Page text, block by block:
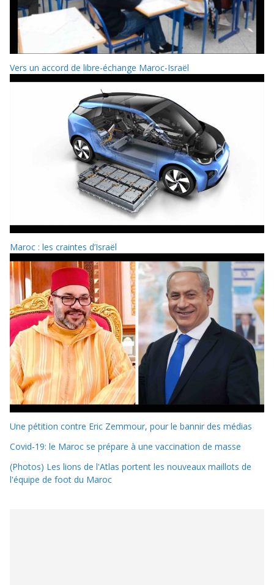
Vers un accord de libre-échange Maroc-Israël
Maroc : les craintes d’Israël
Une pétition contre Eric Zemmour, pour le bannir des médias
Covid-19: le Maroc se prépare à une vaccination de masse
(Photos) Les lions de l'Atlas portent les nouveaux maillots de
l'équipe de foot du Maroc